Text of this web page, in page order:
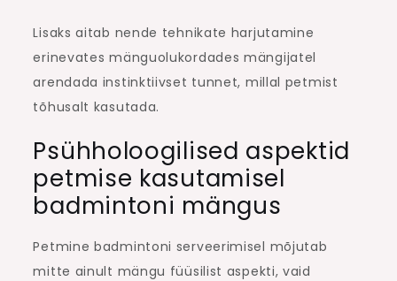
Lisaks aitab nende tehnikate harjutamine
erinevates mänguolukordades mängijatel
arendada instinktiivset tunnet, millal petmist
tõhusalt kasutada.
Psühholoogilised aspektid
petmise kasutamisel
badmintoni mängus
Petmine badmintoni serveerimisel mõjutab
mitte ainult mängu füüsilist aspekti, vaid